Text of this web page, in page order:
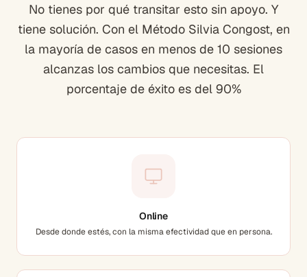
No tienes por qué transitar esto sin apoyo. Y
tiene solución. Con el Método Silvia Congost, en
la mayoría de casos en menos de 10 sesiones
alcanzas los cambios que necesitas. El
porcentaje de éxito es del 90%
Online
Desde donde estés, con la misma efectividad que en persona.